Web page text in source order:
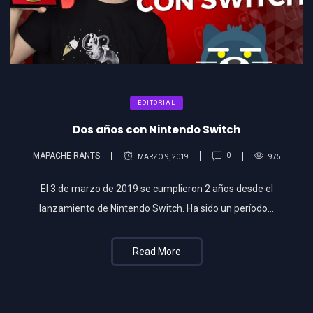
EDITORIAL
Dos años con Nintendo Switch
MAPACHE RANTS MARZO 9, 2019 0 975
El 3 de marzo de 2019 se cumplieron 2 años desde el
lanzamiento de Nintendo Switch. Ha sido un período…
Read More